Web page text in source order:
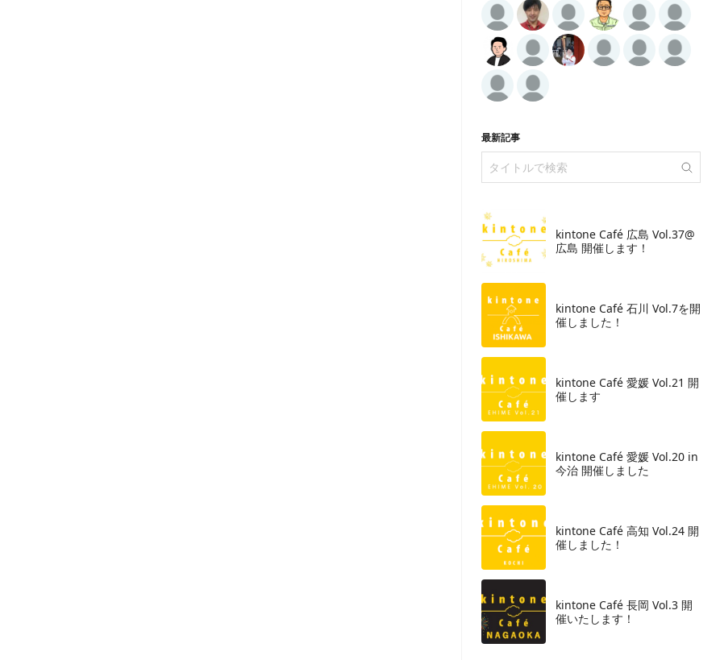
最新記事
kintone Café 広島 Vol.37@
広島 開催します！
​kintone Café 石川 Vol.7を開
催しました！
kintone Café 愛媛 Vol.21 開
催します
kintone Café 愛媛 Vol.20 in
今治 開催しました
kintone Café 高知 Vol.24 開
催しました！
kintone Café 長岡 Vol.3 開
催いたします！